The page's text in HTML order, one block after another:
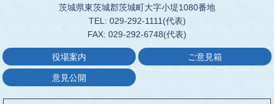
茨城県東茨城郡茨城町大字小堤1080番地
TEL: 029-292-1111(代表)
FAX: 029-292-6748(代表)
役場案内 ご意見箱
意見公開